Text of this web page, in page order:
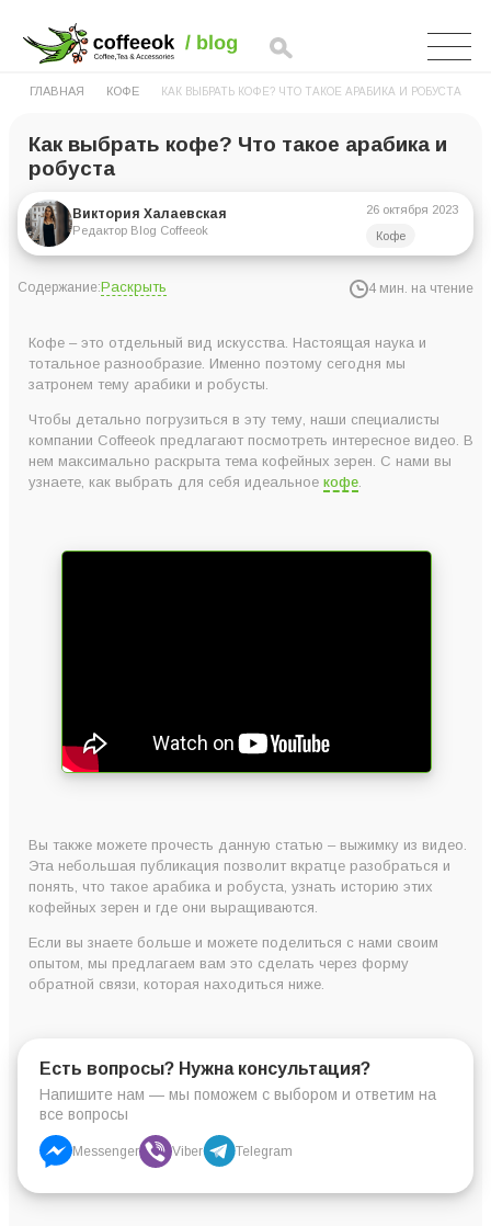
ГЛАВНАЯ КОФЕ КАК ВЫБРАТЬ КОФЕ? ЧТО ТАКОЕ АРАБИКА И РОБУСТА
Как выбрать кофе? Что такое арабика и
робуста
Виктория Халаевская
Редактор Blog Coffeeok
26 октября 2023
Кофе
Содержание:Раскрыть 4 мин. на чтение
Что такое Арабика?
Робуста: особенности и характеристики
Как выбрать и где купить кофе?
Кофе – это отдельный вид искусства. Настоящая наука и
тотальное разнообразие. Именно поэтому сегодня мы
затронем тему арабики и робусты.
Чтобы детально погрузиться в эту тему, наши специалисты
компании Сoffeeok предлагают посмотреть интересное видео. В
нем максимально раскрыта тема кофейных зерен. С нами вы
узнаете, как выбрать для себя идеальное кофе.
Вы также можете прочесть данную статью – выжимку из видео.
Эта небольшая публикация позволит вкратце разобраться и
понять, что такое арабика и робуста, узнать историю этих
кофейных зерен и где они выращиваются.
Если вы знаете больше и можете поделиться с нами своим
опытом, мы предлагаем вам это сделать через форму
обратной связи, которая находиться ниже.
Есть вопросы? Нужна консультация?
Напишите нам — мы поможем с выбором и ответим на
все вопросы
Messenger Viber Telegram